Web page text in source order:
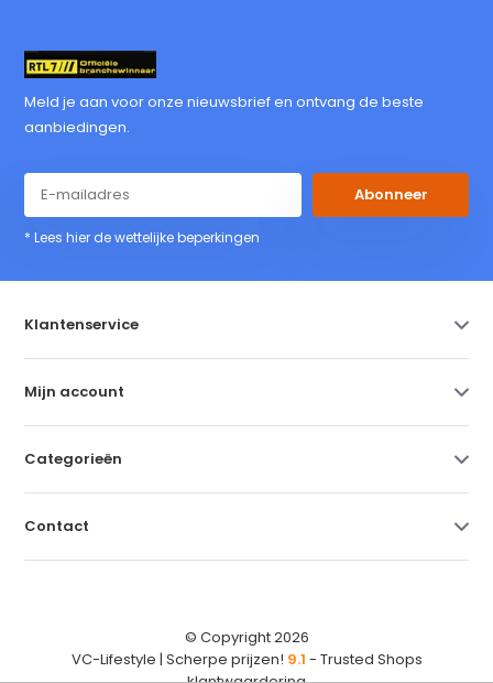
Meld je aan voor onze nieuwsbrief en ontvang de beste
aanbiedingen.
Abonneer
* Lees hier de wettelijke beperkingen
Klantenservice
Mijn account
Categorieën
Contact
© Copyright 2026
VC-Lifestyle | Scherpe prijzen! 9.1 - Trusted Shops